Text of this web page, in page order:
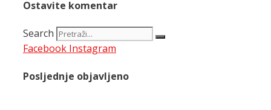
Ostavite komentar
Search
Facebook Instagram
Posljednje objavljeno